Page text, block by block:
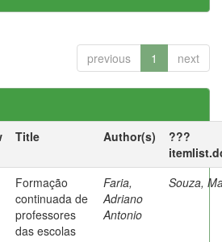
previous 1 next
Title Author(s)
???
Formação
continuada de
professores
das escolas
Faria,
Adriano
Antonio
Souza,